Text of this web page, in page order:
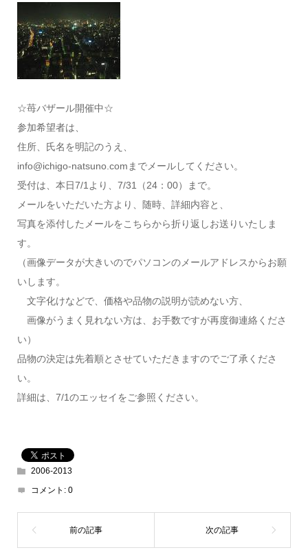
☆苺バザール開催中☆
参加希望者は、
住所、氏名を明記のうえ、
info@ichigo-natsuno.comまでメールしてください。
受付は、本日7/1より、7/31（24：00）まで。
メールをいただいた方より、随時、詳細内容と、
写真を添付したメールをこちらから折り返しお送りいたしま
す。
（画像データが大きいのでパソコンのメールアドレスからお願
いします。
文字化けなどで、価格や品物の説明が読めない方、
画像がうまく見れない方は、お手数ですが再度御連絡くださ
い）
品物の決定は先着順とさせていただきますのでご了承くださ
い。
詳細は、7/1のエッセイをご参照ください。
2006-2013
コメント: 0